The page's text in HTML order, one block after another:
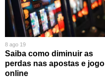
8 ago 19
Saiba como diminuir as
perdas nas apostas e jogo
online